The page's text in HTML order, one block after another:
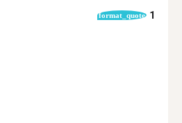
format_quote 1